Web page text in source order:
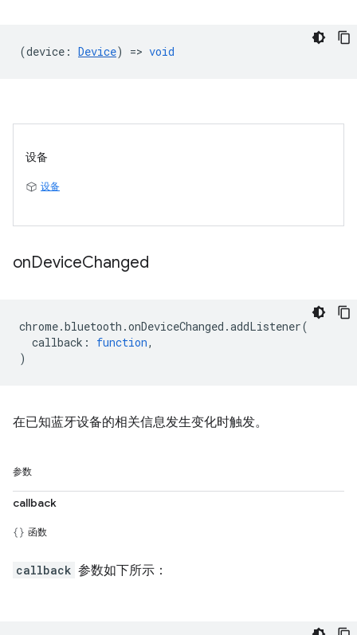
(device : Device) => void
设备
设备
onDeviceChanged
chrome.bluetooth .onDeviceChanged .addListener(
callback : function,
)
在已知蓝牙设备的相关信息发生变化时触发。
参数
callback
函数
callback 参数如下所示：